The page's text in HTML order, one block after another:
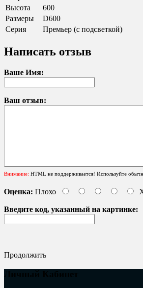
Высота
600
Размеры
D600
Серия
Премьер (с подсветкой)
Написать отзыв
Ваше Имя:
Ваш отзыв:
Внимание: HTML не поддерживается! Используйте
Оценка: Плохо
Введите код, указанный на картинке:
Продолжить